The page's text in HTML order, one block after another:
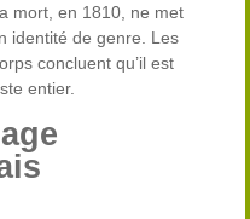
mort, en 1810, ne met
identité de genre. Les
concluent qu’il est
entier.